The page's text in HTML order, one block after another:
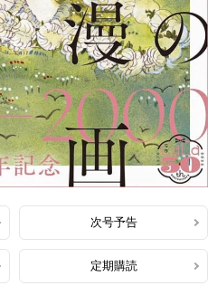
次号予告
定期購読